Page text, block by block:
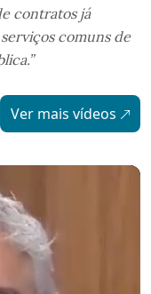
contratos já
comuns de
Ver mais vídeos